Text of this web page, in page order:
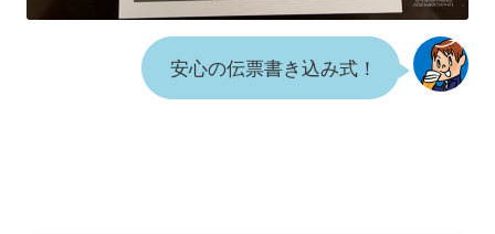
安心の伝票書き込み式！